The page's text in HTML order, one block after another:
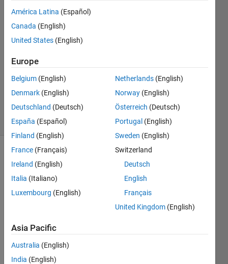
1 Apr
2017
Answer
Accepted
13 Views
(30 days)
ルの
し
América Latina (Español)
Canada (English)
United States (English)
Europe
Belgium (English)
Denmark (English)
Deutschland (Deutsch)
España (Español)
Finland (English)
France (Français)
Ireland (English)
Italia (Italiano)
Luxembourg (English)
Netherlands (English)
Norway (English)
Österreich (Deutsch)
Portugal (English)
Sweden (English)
Switzerland
Deutsch
English
Français
United Kingdom (English)
Asia Pacific
Australia (English)
India (English)